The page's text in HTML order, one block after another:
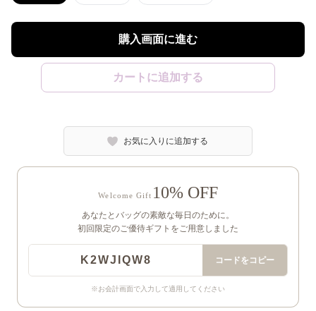
購入画面に進む
カートに追加する
お気に入りに追加する
Welcome Gift 10% OFF
あなたとバッグの素敵な毎日のために。
初回限定のご優待ギフトをご用意しました
K2WJIQW8 コードをコピー
※お会計画面で入力して適用してください